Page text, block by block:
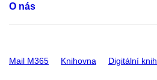
O nás
Mail M365 Knihovna Digitální